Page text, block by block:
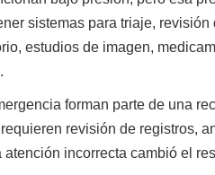
sistemas para triaje,
estudios de imagen,
forman parte de una
revisión de registros,
incorrecta cambió el